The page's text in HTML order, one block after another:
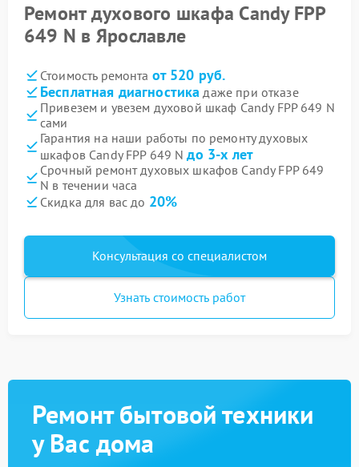
Ремонт духового шкафа Candy FPP
649 N в Ярославле
Стоимость ремонта от 520 руб.
Бесплатная диагностика даже при отказе
Привезем и увезем духовой шкаф Candy FPP 649 N
сами
Гарантия на наши работы по ремонту духовых
шкафов Candy FPP 649 Nдо 3-х лет
Срочный ремонт духовых шкафов Candy FPP 649
N в течении часа
Скидка для вас до 20%
Консультация со специалистом
Узнать стоимость работ
Ремонт бытовой техники
у Вас дома